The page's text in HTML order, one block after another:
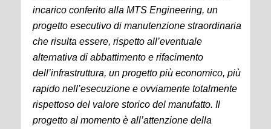
incarico conferito alla MTS Engineering, un
progetto esecutivo di manutenzione straordinaria
che risulta essere, rispetto all’eventuale
alternativa di abbattimento e rifacimento
dell’infrastruttura, un progetto più economico, più
rapido nell’esecuzione e ovviamente totalmente
rispettoso del valore storico del manufatto. Il
progetto al momento è all’attenzione della